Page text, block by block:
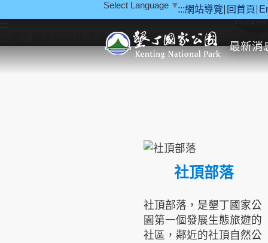
:::網站導覽 回首頁
Select Language ▼
最新消
::: 教育
社頂部落
社頂部落，是墾丁國家公
園第一個發展生態旅遊的
社區，鄰近的社頂自然公